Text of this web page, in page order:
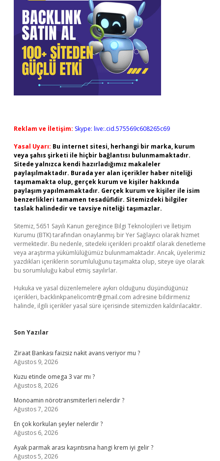
Reklam ve İletişim: Skype: live:.cid.575569c608265c69
Yasal Uyarı: Bu internet sitesi, herhangi bir marka, kurum
veya şahıs şirketi ile hiçbir bağlantısı bulunmamaktadır.
Sitede yalnızca kendi hazırladığımız makaleler
paylaşılmaktadır. Burada yer alan içerikler haber niteliği
taşımamakta olup, gerçek kurum ve kişiler hakkında
paylaşım yapılmamaktadır. Gerçek kurum ve kişiler ile isim
benzerlikleri tamamen tesadüfidir. Sitemizdeki bilgiler
taslak halindedir ve tavsiye niteliği taşımazlar.
Sitemiz, 5651 Sayılı Kanun gereğince Bilgi Teknolojileri ve İletişim
Kurumu (BTK) tarafından onaylanmış bir Yer Sağlayıcı olarak hizmet
vermektedir. Bu nedenle, sitedeki içerikleri proaktif olarak denetleme
veya araştırma yükümlülüğümüz bulunmamaktadır. Ancak, üyelerimiz
yazdıkları içeriklerin sorumluluğunu taşımakta olup, siteye üye olarak
bu sorumluluğu kabul etmiş sayılırlar.
Hukuka ve yasal düzenlemelere aykırı olduğunu düşündüğünüz
içerikleri, backlinkpanelicomtr@gmail.com adresine bildirmeniz
halinde, ilgili içerikler yasal süre içerisinde sitemizden kaldırılacaktır.
Son Yazılar
Ziraat Bankası faizsiz nakit avans veriyor mu ?
Ağustos 9, 2026
Kuzu etinde omega 3 var mı ?
Ağustos 8, 2026
Monoamin nörotransmiterleri nelerdir ?
Ağustos 7, 2026
En çok korkulan şeyler nelerdir ?
Ağustos 6, 2026
Ayak parmak arası kaşıntısına hangi krem iyi gelir ?
Ağustos 5, 2026